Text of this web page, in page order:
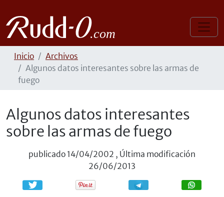
Inicio
Archivos
Algunos datos interesantes sobre las armas de
fuego
Algunos datos interesantes
sobre las armas de fuego
publicado 14/04/2002 , Última modificación
26/06/2013
Compartir Compartir